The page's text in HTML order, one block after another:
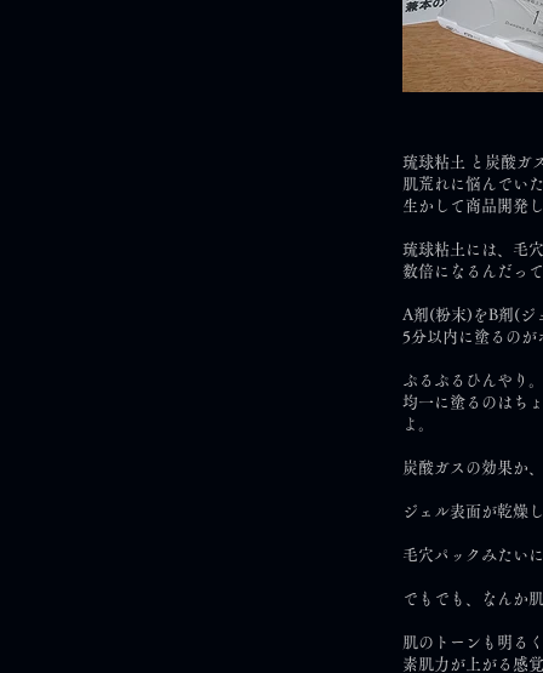
琉球粘土 と炭酸ガ
肌荒れに悩んでい
生かして商品開発
琉球粘土には、毛
数倍になるんだっ
A剤(粉末)をB剤(ジ
5分以内に塗るのが
ぷるぷるひんやり。
均一に塗るのはち
よ。
炭酸ガスの効果か
ジェル表面が乾燥
毛穴パックみたい
でもでも、なんか
肌のトーンも明る
素肌力が上がる感